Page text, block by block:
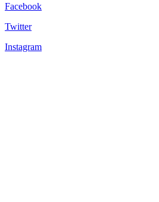
Facebook
Twitter
Instagram